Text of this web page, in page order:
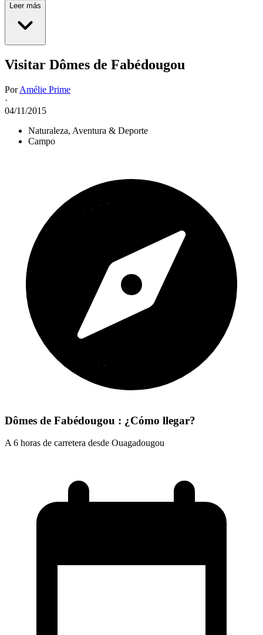
Leer más
Visitar Dômes de Fabédougou
PorAmélie Prime
·
04/11/2015
Naturaleza, Aventura & Deporte
Campo
Dômes de Fabédougou : ¿Cómo llegar?
A 6 horas de carretera desde Ouagadougou